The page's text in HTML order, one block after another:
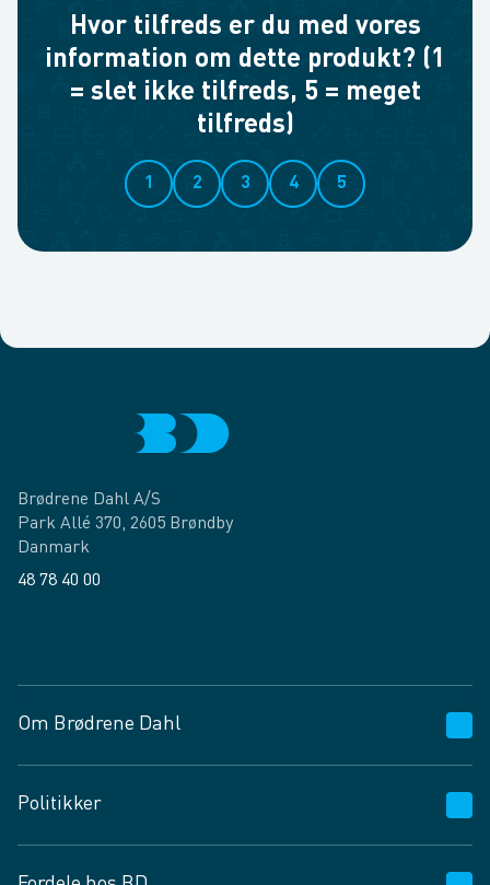
Hvor tilfreds er du med vores
information om dette produkt? (1
= slet ikke tilfreds, 5 = meget
tilfreds)
1 2 3 4 5
Brødrene Dahl A/S
Park Allé 370, 2605 Brøndby
Danmark
48 78 40 00
Om Brødrene Dahl
Vagttelefon 30 10 89 89
Spørgsmål og svar
Politikker